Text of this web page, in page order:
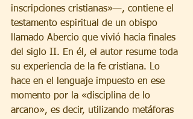
inscripciones cristianas»—, contiene el
testamento espiritual de un obispo
llamado Abercio que vivió hacia finales
del siglo II. En él, el autor resume toda
su experiencia de la fe cristiana. Lo
hace en el lenguaje impuesto en ese
momento por la «disciplina de lo
arcano», es decir, utilizando metáforas